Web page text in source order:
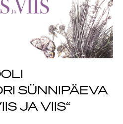
SÜNNIPÄEVA
JA VIIS“